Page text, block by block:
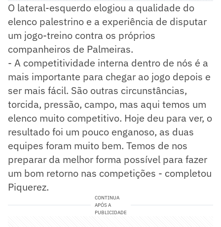
O lateral-esquerdo elogiou a qualidade do
elenco palestrino e a experiência de disputar
um jogo-treino contra os próprios
companheiros de Palmeiras.
- A competitividade interna dentro de nós é a
mais importante para chegar ao jogo depois e
ser mais fácil. São outras circunstâncias,
torcida, pressão, campo, mas aqui temos um
elenco muito competitivo. Hoje deu para ver, o
resultado foi um pouco enganoso, as duas
equipes foram muito bem. Temos de nos
preparar da melhor forma possível para fazer
um bom retorno nas competições - completou
Piquerez.
CONTINUA
APÓS A
PUBLICIDADE